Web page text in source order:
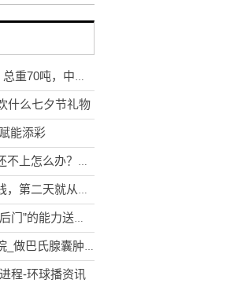
每日快报!M1都成铁疙瘩了，总重70吨，中了IED照样脱帽
什么七夕节礼物
能添彩
每日快看：信用卡最低还款还不上怎么办？还不上会产生哪些后果？
亲历日股大涨：每天花掉的钱，第二天就从股市里回来了_环球新消息
今日快讯：轻信他人具有“走后门”的能力送了钱没办成事 索要“打点费”法院不支持
巴氏腺囊肿做手术要住几天院_做巴氏腺囊肿手术需要住院吗
程-环球播资讯